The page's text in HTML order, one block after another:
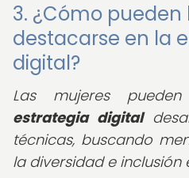
3. ¿Cómo pueden
destacarse en la
digital?
Las mujeres
estrategia digital
técnicas, buscando
la diversidad e inclusión